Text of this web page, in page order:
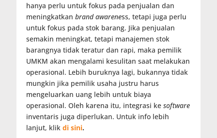
hanya perlu untuk fokus pada penjualan dan
meningkatkan brand awareness, tetapi juga perlu
untuk fokus pada stok barang. Jika penjualan
semakin meningkat, tetapi manajemen stok
barangnya tidak teratur dan rapi, maka pemilik
UMKM akan mengalami kesulitan saat melakukan
operasional. Lebih buruknya lagi, bukannya tidak
mungkin jika pemilik usaha justru harus
mengeluarkan uang lebih untuk biaya
operasional. Oleh karena itu, integrasi ke software
inventaris juga diperlukan. Untuk info lebih
lanjut, klik di sini.